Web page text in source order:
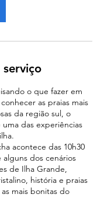
serviço
o que fazer em
as praias mais
da região sul, o
uma das experiências
acontece das 10h30
alguns dos cenários
de Ilha Grande,
história e praias
mais bonitas do